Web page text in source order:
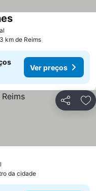
km de Reims
Ver preços
Partilhar
da cidade